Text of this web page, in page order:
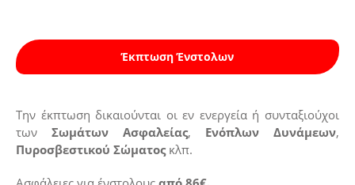
Έκπτωση Ένστολων
Την έκπτωση δικαιούνται οι εν ενεργεία ή συνταξιούχοι
των Σωμάτων Ασφαλείας, Ενόπλων Δυνάμεων,
Πυροσβεστικού Σώματος κλπ.